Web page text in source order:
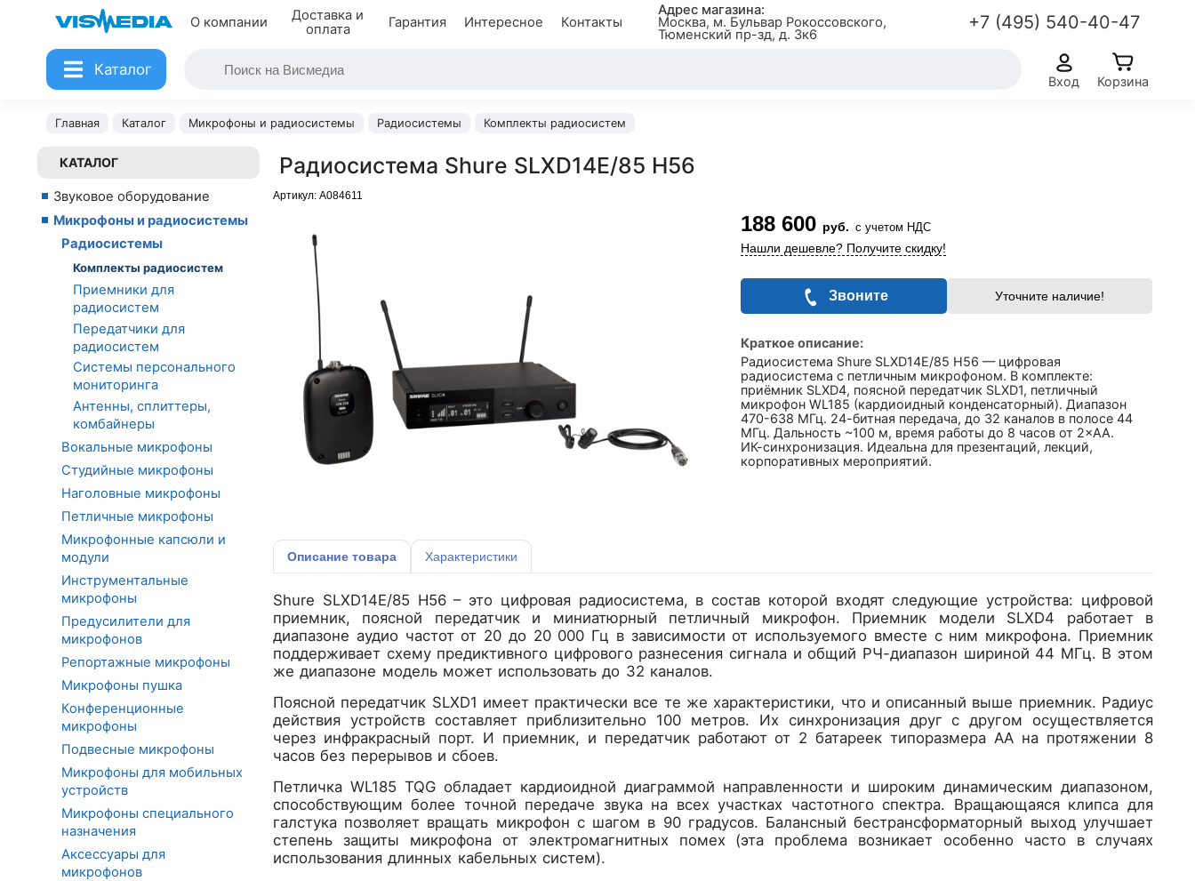
О компании
Доставка и
оплата
Гарантия Интересное Контакты
Адрес магазина:
Москва, м. Бульвар Рокоссовского,
Тюменский пр-зд, д. 3к6
+7 (495) 540-40-47
Каталог
Вход Корзина
Главная Каталог Микрофоны и радиосистемы Радиосистемы Комплекты радиосистем
КАТАЛОГ
Звуковое оборудование
Микрофоны и радиосистемы
Радиосистемы
Комплекты радиосистем
Приемники для
радиосистем
Передатчики для
радиосистем
Системы персонального
мониторинга
Антенны, сплиттеры,
комбайнеры
Вокальные микрофоны
Студийные микрофоны
Наголовные микрофоны
Петличные микрофоны
Микрофонные капсюли и
модули
Инструментальные
микрофоны
Предусилители для
микрофонов
Репортажные микрофоны
Микрофоны пушка
Конференционные
микрофоны
Подвесные микрофоны
Микрофоны для мобильных
устройств
Микрофоны специального
назначения
Аксессуары для
микрофонов
Радиосистема Shure SLXD14E/85 H56
Артикул: A084611
188 600 руб. с учетом НДС
Нашли дешевле? Получите скидку!
Звоните Уточните наличие!
Краткое описание:
Радиосистема Shure SLXD14E/85 H56 — цифровая
радиосистема с петличным микрофоном. В комплекте:
приёмник SLXD4, поясной передатчик SLXD1, петличный
микрофон WL185 (кардиоидный конденсаторный). Диапазон
470-638 МГц. 24-битная передача, до 32 каналов в полосе 44
МГц. Дальность ~100 м, время работы до 8 часов от 2×AA.
ИК-синхронизация. Идеальна для презентаций, лекций,
корпоративных мероприятий.
Описание товара Характеристики
Shure SLXD14E/85 H56 – это цифровая радиосистема, в состав которой входят следующие устройства: цифровой
приемник, поясной передатчик и миниатюрный петличный микрофон. Приемник модели SLXD4 работает в
диапазоне аудио частот от 20 до 20 000 Гц в зависимости от используемого вместе с ним микрофона. Приемник
поддерживает схему предиктивного цифрового разнесения сигнала и общий РЧ-диапазон шириной 44 МГц. В этом
же диапазоне модель может использовать до 32 каналов.
Поясной передатчик SLXD1 имеет практически все те же характеристики, что и описанный выше приемник. Радиус
действия устройств составляет приблизительно 100 метров. Их синхронизация друг с другом осуществляется
через инфракрасный порт. И приемник, и передатчик работают от 2 батареек типоразмера АА на протяжении 8
часов без перерывов и сбоев.
Петличка WL185 TQG обладает кардиоидной диаграммой направленности и широким динамическим диапазоном,
способствующим более точной передаче звука на всех участках частотного спектра. Вращающаяся клипса для
галстука позволяет вращать микрофон с шагом в 90 градусов. Балансный бестрансформаторный выход улучшает
степень защиты микрофона от электромагнитных помех (эта проблема возникает особенно часто в случаях
использования длинных кабельных систем).